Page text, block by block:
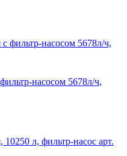
насосом 5678л/ч,